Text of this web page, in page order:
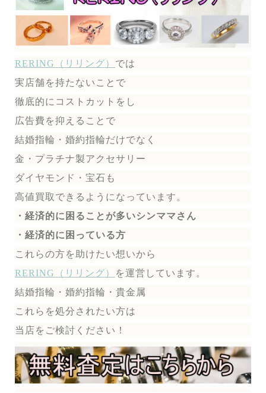
RERING（リリング） では
実店舗を持たないことで
徹底的にコストカットをし
広告費を抑えることで
結婚指輪・婚約指輪だけでなく
金・プラチナ製アクセサリー
ダイヤモンド・宝石も
高値買取できるようになっています。
・経済的に困ることが多いシンママさん
・経済的に困っている方
これらの方を助けたい想いから
RERING（リリング）
を運営しています。
結婚指輪・婚約指輪・貴金属
これらを処分されたい方は
当店をご検討ください！